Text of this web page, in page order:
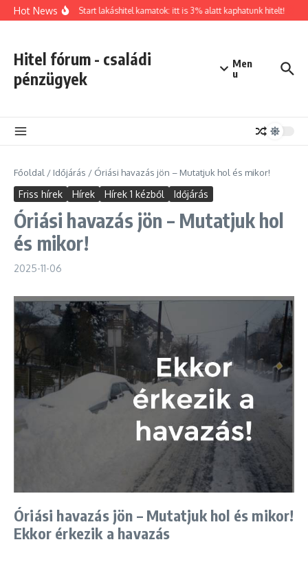
Ugrás a tartalomhoz
Hot NewsOtthon Start lakáshitel kamatok: itt is 3% alatt kaphatunk hitelt!
Hitel fórum - családi
pénzügyek
Men
u
Főoldal / Időjárás / Óriási havazás jön – Mutatjuk hol és mikor!
Friss hírek Hírek Hírek 1 kézből Időjárás
Óriási havazás jön – Mutatjuk hol
és mikor!
2025-11-06
Óriási havazás jön – Mutatjuk hol és mikor!
Ekkor érkezik a havazás